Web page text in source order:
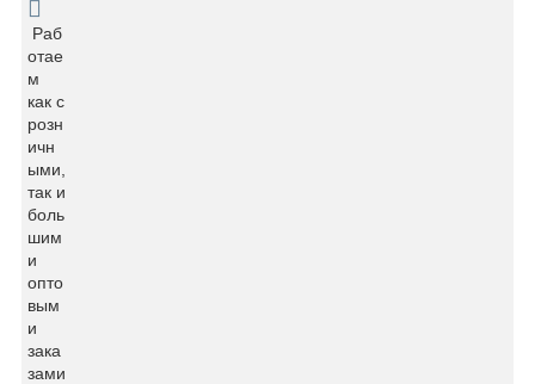
Раб
отае
м
как с
розн
ичн
ыми,
так и
боль
шим
и
опто
вым
и
зака
зами